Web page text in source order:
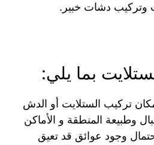
وتركيب دشات خبير.
بما يلي:
تركيب الستلايت أو الدش
وطبيعة المنطقة و الأماكن
وجود عوائق قد تعيق